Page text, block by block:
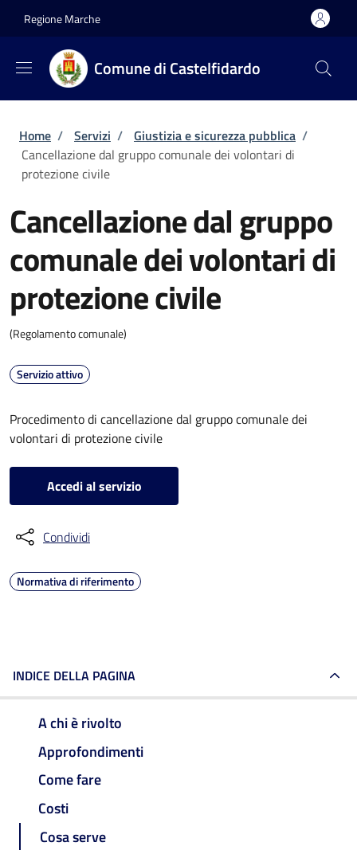
Regione Marche
Comune di Castelfidardo
Briciole di pane
Home / Servizi / Giustizia e sicurezza pubblica /
Cancellazione dal gruppo comunale dei volontari di
protezione civile
Cancellazione dal gruppo
comunale dei volontari di
protezione civile
(Regolamento comunale)
Servizio attivo
Procedimento di cancellazione dal gruppo comunale dei
volontari di protezione civile
Accedi al servizio
Condividi
Normativa di riferimento
INDICE DELLA PAGINA
A chi è rivolto
Approfondimenti
Come fare
Costi
Cosa serve